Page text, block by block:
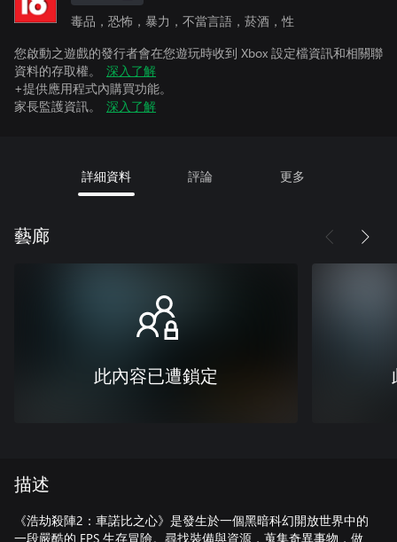
毒品，恐怖，暴力，不當言語，菸酒，性
您啟動之遊戲的發行者會在您遊玩時收到 Xbox 設定檔資訊和相關聯
資料的存取權。
深入了解
+提供應用程式內購買功能。
家長監護資訊。
深入了解
詳細資料 評論 更多
藝廊
此內容已遭鎖定
描述
《浩劫殺陣2：車諾比之心》是發生於一個黑暗科幻開放世界中的
一段嚴酷的 FPS 生存冒險。尋找裝備與資源，蒐集奇異事物，做